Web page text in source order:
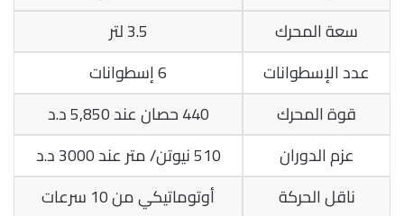
سعة المحرك
3.5 لتر
عدد الإسطوانات
6 إسطوانات
قوة المحرك
440 حصان عند 5,850 د.د
عزم الدوران
510 نيوتن/ متر عند 3000 د.د
ناقل الحركة
أوتوماتيكي من 10 سرعات